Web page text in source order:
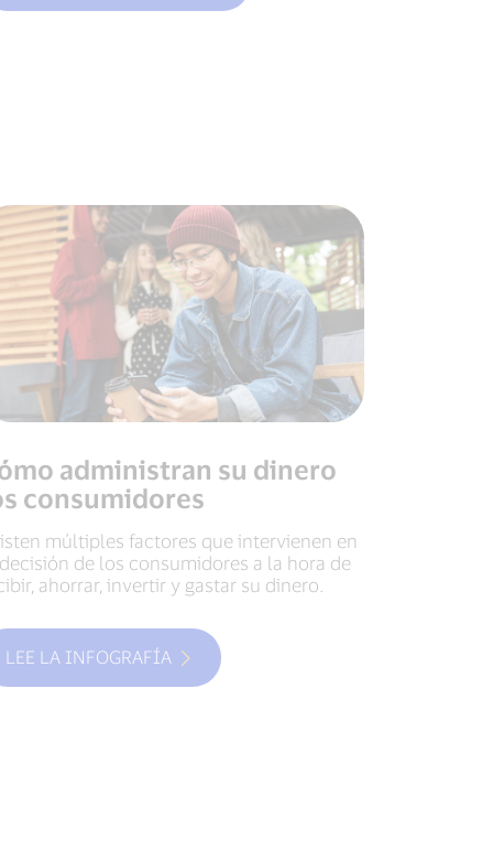
administran su dinero
consumidores
múltiples factores que intervienen en
de los consumidores a la hora de
ahorrar, invertir y gastar su dinero.
LEE LA INFOGRAFÍA